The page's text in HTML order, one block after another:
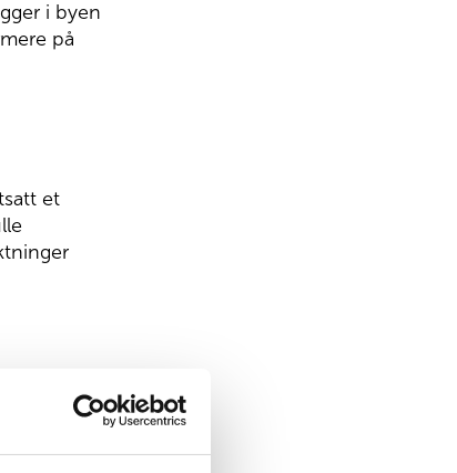
i byen
på
et
mat,